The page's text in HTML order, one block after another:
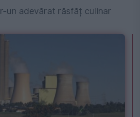
un adevărat răsfăț culinar